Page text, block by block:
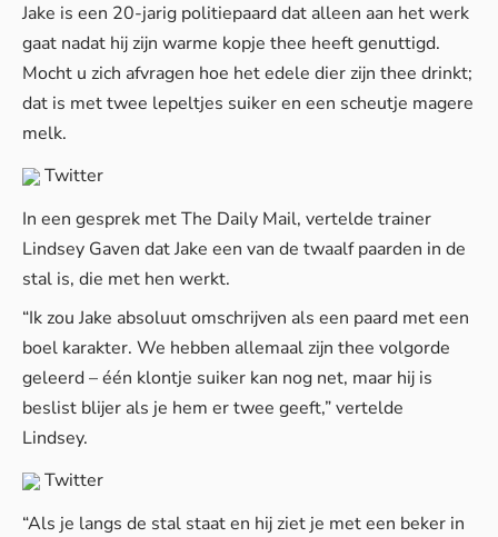
Jake is een 20-jarig politiepaard dat alleen aan het werk
gaat nadat hij zijn warme kopje thee heeft genuttigd.
Mocht u zich afvragen hoe het edele dier zijn thee drinkt;
dat is met twee lepeltjes suiker en een scheutje magere
melk.
Twitter
In een gesprek metThe Daily Mail, vertelde trainer
Lindsey Gaven dat Jake een van de twaalf paarden in de
stal is, die met hen werkt.
“Ik zou Jake absoluut omschrijven als een paard met een
boel karakter. We hebben allemaal zijn thee volgorde
geleerd – één klontje suiker kan nog net, maar hij is
beslist blijer als je hem er twee geeft,” vertelde
Lindsey.
Twitter
“Als je langs de stal staat en hij ziet je met een beker in